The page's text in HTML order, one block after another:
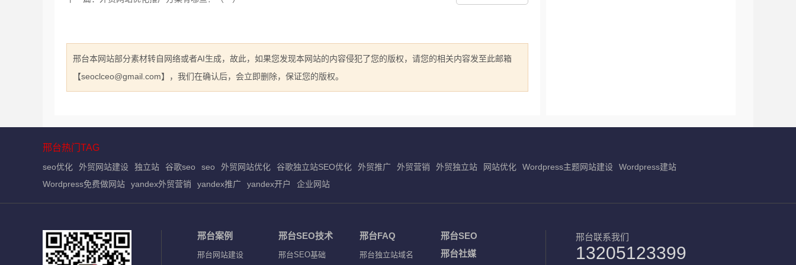
邢台本网站部分素材转自网络或者AI生成，故此，如果您发现本网站的内容侵犯了您的版权，请您的相关内容发至此邮箱
【seoclceo@gmail.com】，我们在确认后，会立即删除，保证您的版权。
邢台热门TAG
seo优化 外贸网站建设 独立站 谷歌seo seo 外贸网站优化 谷歌独立站SEO优化 外贸推广 外贸营销 外贸独立站 网站优化 Wordpress主题网站建设
Wordpress建站
Wordpress免费做网站
yandex外贸营销 yandex推广 yandex开户 企业网站
邢台案例
邢台网站建设
邢台SEO技术
邢台SEO基础
邢台FAQ
邢台独立站域名
邢台SEO
邢台社媒
邢台联系我们
13205123399